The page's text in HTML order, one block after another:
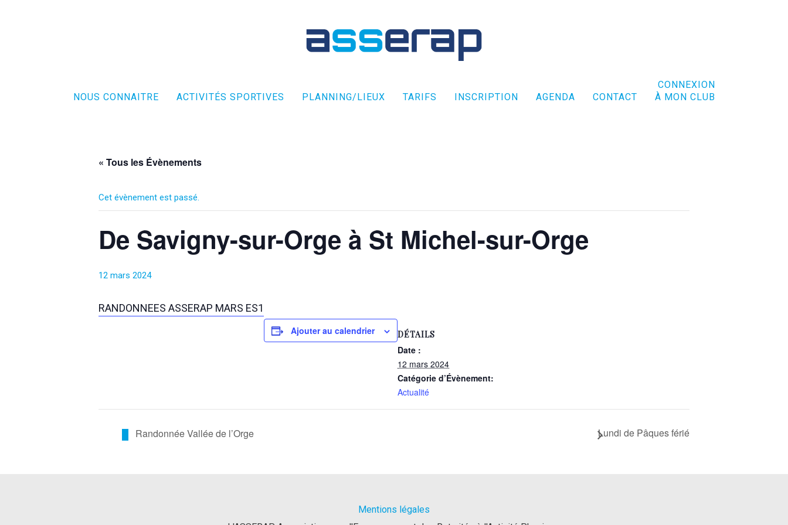
NOUS CONNAITRE ACTIVITÉS SPORTIVES PLANNING/LIEUX TARIFS INSCRIPTION AGENDA CONTACT
CONNEXION
À MON CLUB
« Tous les Évènements
Cet évènement est passé.
De Savigny-sur-Orge à St Michel-sur-Orge
12 mars 2024
RANDONNEES ASSERAP MARS ES1
Ajouter au calendrier DÉTAILS
Date :
12 mars 2024
Catégorie d’Évènement:
Actualité
Randonnée Vallée de l’Orge Lundi de Pâques férié
Mentions légales